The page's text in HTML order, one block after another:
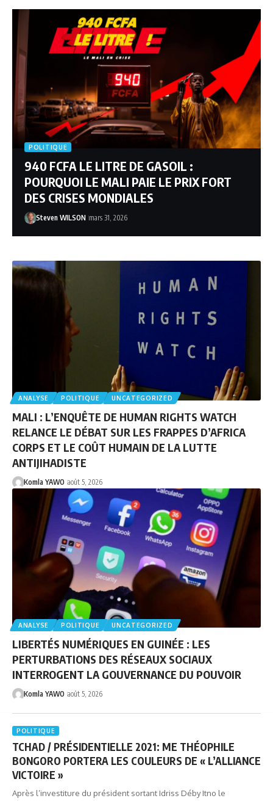
POLITIQUE
940 FCFA LE LITRE DE GASOIL :
POURQUOI LE MALI PAIE LE PRIX FORT
DES CRISES MONDIALES
Steven WILSON mars 31, 2026
ANALYSE POLITIQUE UNCATEGORIZED
MALI : L’ENQUÊTE DE HUMAN RIGHTS WATCH
RELANCE LE DÉBAT SUR LES FRAPPES D’AFRICA
CORPS ET LE COÛT HUMAIN DE LA LUTTE
ANTIJIHADISTE
Komla YAWO août 5, 2026
ANALYSE POLITIQUE UNCATEGORIZED
LIBERTÉS NUMÉRIQUES EN GUINÉE : LES
PERTURBATIONS DES RÉSEAUX SOCIAUX
INTERROGENT LA GOUVERNANCE DU POUVOIR
Komla YAWO août 5, 2026
POLITIQUE
TCHAD / PRÉSIDENTIELLE 2021: ME THÉOPHILE
BONGORO PORTERA LES COULEURS DE « L’ALLIANCE
VICTOIRE »
Après l’investiture du président sortant Idriss Déby Itno le